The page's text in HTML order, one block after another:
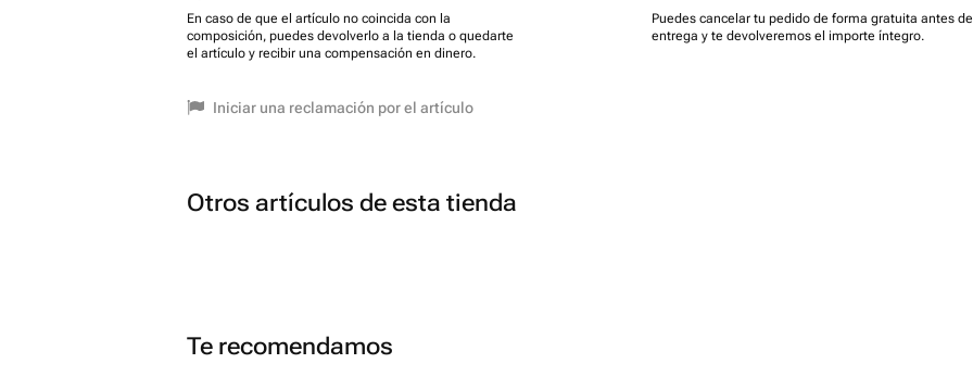
En caso de que el artículo no coincida con la
composición, puedes devolverlo a la tienda o quedarte
el artículo y recibir una compensación en dinero.
Puedes cancelar tu pedido de forma gratuita antes
entrega y te devolveremos el importe íntegro.
Iniciar una reclamación por el artículo
Otros artículos de esta tienda
Te recomendamos